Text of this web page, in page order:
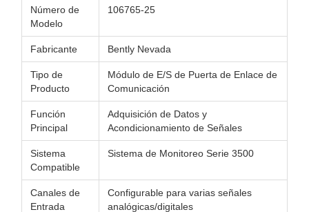
Número de
Modelo
106765-25
Fabricante Bently Nevada
Tipo de
Producto
Módulo de E/S de Puerta de Enlace de
Comunicación
Función
Principal
Adquisición de Datos y
Acondicionamiento de Señales
Sistema
Compatible
Sistema de Monitoreo Serie 3500
Canales de
Entrada
Configurable para varias señales
analógicas/digitales